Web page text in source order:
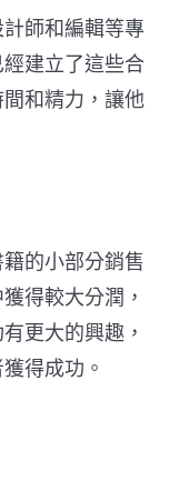
師和編輯等專
建立了這些合
和精力，讓他
的小部分銷售
得較大分潤，
更大的興趣，
得成功。